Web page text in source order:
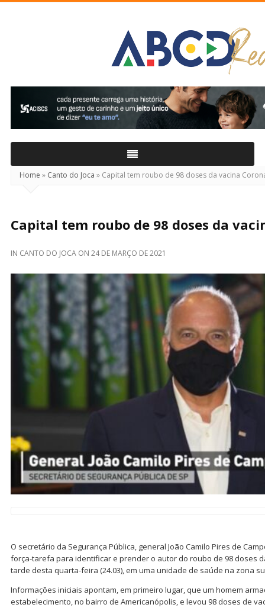
Home » Canto do Joca » Capital tem roubo de 98 doses da vacina
Capital tem roubo de 98 doses da
IN CANTO DO JOCA ON 24 DE MARÇO DE 2021
O secretário da Segurança Pública, general João Camilo Pires de
força-tarefa para identificar e prender o autor do roubo de 98 doses
tarde desta quarta-feira (24.03), em uma unidade de saúde na zona
Informações iniciais apontam, em primeiro lugar, que um homem
estabelecimento, no bairro de Americanópolis, e levou 98 doses de